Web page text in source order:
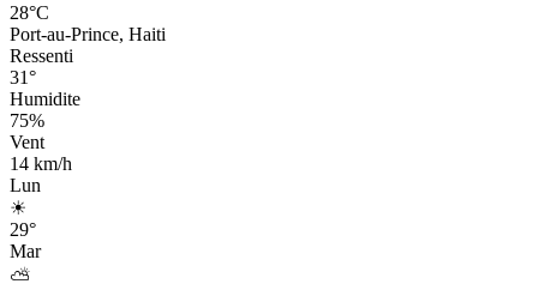
28°C
Port-au-Prince, Haiti
Ressenti
31°
Humidite
75%
Vent
14 km/h
Lun
☀
29°
Mar
⛅